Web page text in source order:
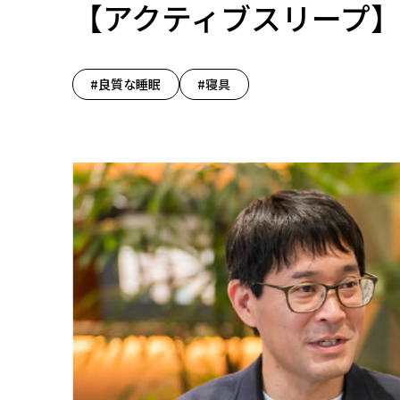
【アクティブスリープ】
#良質な睡眠 #寝具